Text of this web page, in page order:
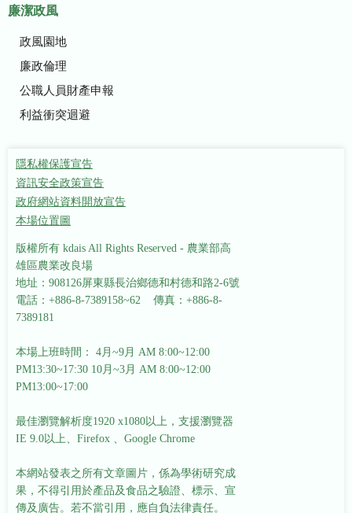
廉潔政風
政風園地
廉政倫理
公職人員財產申報
利益衝突迴避
隱私權保護宣告
資訊安全政策宣告
政府網站資料開放宣告
本場位置圖
版權所有 kdais All Rights Reserved - 農業部高
雄區農業改良場
地址：908126屏東縣長治鄉德和村德和路2-6號
電話：+886-8-7389158~62 傳真：+886-8-
7389181
本場上班時間： 4月~9月 AM 8:00~12:00
PM13:30~17:30 10月~3月 AM 8:00~12:00
PM13:00~17:00
最佳瀏覽解析度1920 x1080以上，支援瀏覽器
IE 9.0以上、Firefox 、Google Chrome
本網站發表之所有文章圖片，係為學術研究成
果，不得引用於產品及食品之驗證、標示、宣
傳及廣告。若不當引用，應自負法律責任。